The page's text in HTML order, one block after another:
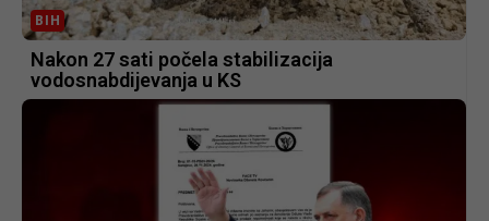
BIH
Nakon 27 sati počela stabilizacija
vodosnabdijevanja u KS